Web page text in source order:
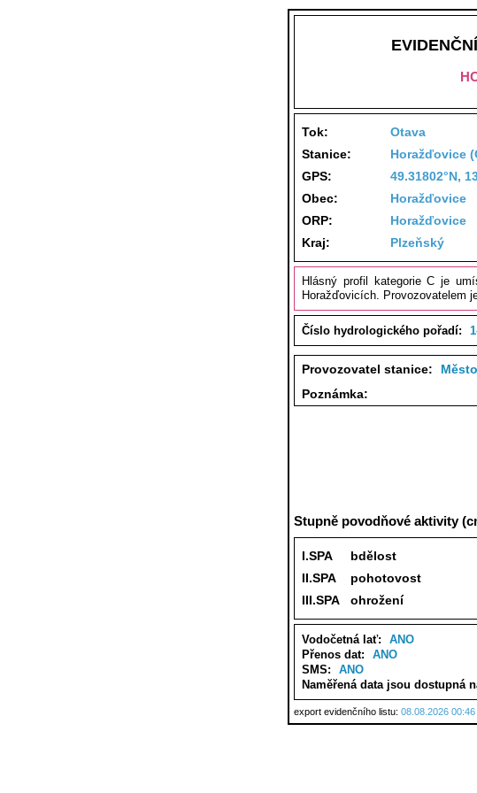
Tok:
Otava
Stanice:
Horažďovice
GPS:
49.31802°N,
Obec:
Horažďovice
ORP:
Horažďovice
Kraj:
Plzeňský
Hlásný profil kategorie C je
Horažďovicích. Provozovatelem
Číslo hydrologického pořadí:
Provozovatel stanice:
Poznámka:
Stupně povodňové aktivity
I.SPA bdělost
II.SPA
pohotovost
III.SPA
ohrožení
Vodočetná lať:
ANO
Přenos dat:
ANO
SMS:
ANO
Naměřená data jsou dostupná
export evidenčního listu: 08.08.2026 00:46